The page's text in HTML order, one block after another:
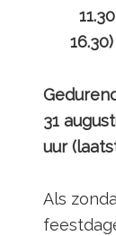
16.30)
31
uur
Als